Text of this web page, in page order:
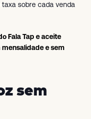
sobre cada venda
Fala Tape aceite
e sem
sem